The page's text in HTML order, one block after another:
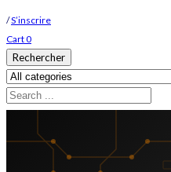
/S’inscrire
Cart0
Rechercher